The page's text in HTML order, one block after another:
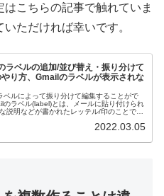
こちらの記事で触れていま
ただければ幸いです。
ラベルの追加/並び替え・振り分けて
り方、Gmailのラベルが表示されな
ベルによって振り分けて編集することがで
のラベル(label)とは、メールに貼り付けられ
説明などが書かれたレッテル/印のことで
2022.03.05